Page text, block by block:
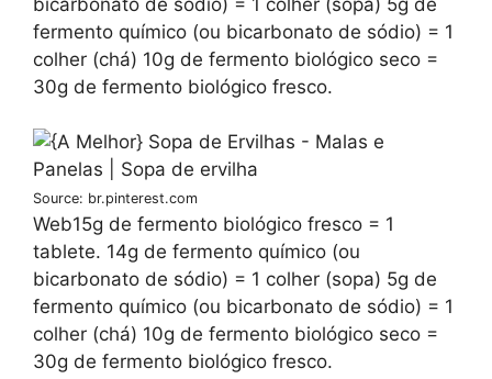
fermento químico (ou bicarbonato de sódio) = 1
colher (chá) 10g de fermento biológico seco =
30g de fermento biológico fresco.
Source: br.pinterest.com
Web15g de fermento biológico fresco = 1
tablete. 14g de fermento químico (ou
bicarbonato de sódio) = 1 colher (sopa) 5g de
fermento químico (ou bicarbonato de sódio) = 1
colher (chá) 10g de fermento biológico seco =
30g de fermento biológico fresco.